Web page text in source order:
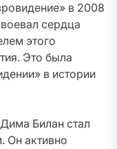
в 2008
сердца
этого
Это была
в истории
Билан стал
Он активно